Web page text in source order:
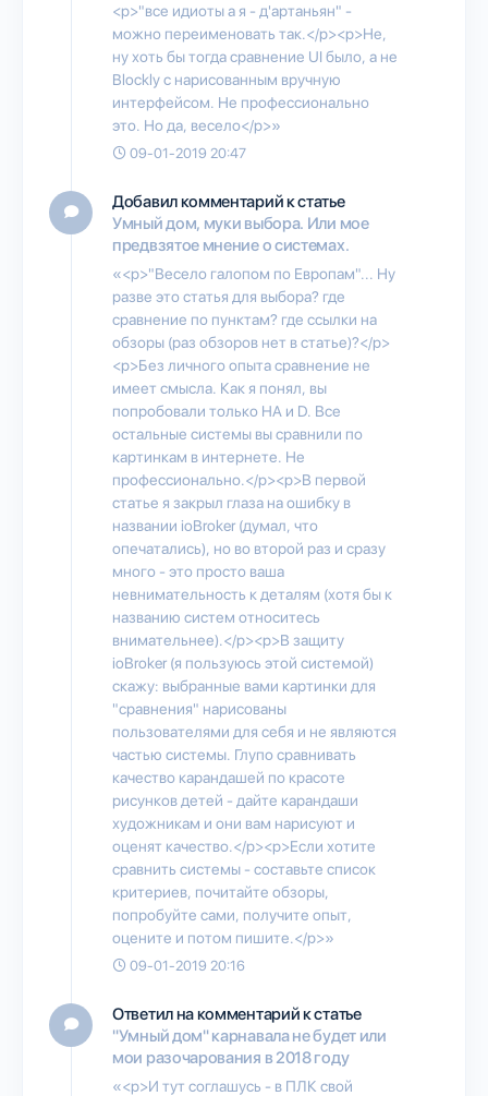
<p>"все идиоты а я - д'артаньян" -
можно переименовать так.</p><p>Не,
ну хоть бы тогда сравнение UI было, а не
Blockly с нарисованным вручную
интерфейсом. Не профессионально
это. Но да, весело</p>»
09-01-2019 20:47
Добавил комментарий к статье
Умный дом, муки выбора. Или мое
предвзятое мнение о системах.
«<p>"Весело галопом по Европам"... Ну
разве это статья для выбора? где
сравнение по пунктам? где ссылки на
обзоры (раз обзоров нет в статье)?</p>
<p>Без личного опыта сравнение не
имеет смысла. Как я понял, вы
попробовали только HA и D. Все
остальные системы вы сравнили по
картинкам в интернете. Не
профессионально.</p><p>В первой
статье я закрыл глаза на ошибку в
названии ioBroker (думал, что
опечатались), но во второй раз и сразу
много - это просто ваша
невнимательность к деталям (хотя бы к
названию систем относитесь
внимательнее).</p><p>В защиту
ioBroker (я пользуюсь этой системой)
скажу: выбранные вами картинки для
"сравнения" нарисованы
пользователями для себя и не являются
частью системы. Глупо сравнивать
качество карандашей по красоте
рисунков детей - дайте карандаши
художникам и они вам нарисуют и
оценят качество.</p><p>Если хотите
сравнить системы - составьте список
критериев, почитайте обзоры,
попробуйте сами, получите опыт,
оцените и потом пишите.</p>»
09-01-2019 20:16
Ответил на комментарий к статье
"Умный дом" карнавала не будет или
мои разочарования в 2018 году
«<p>И тут соглашусь - в ПЛК свой